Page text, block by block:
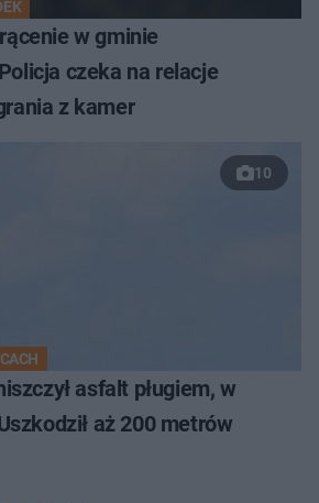
w gminie
czeka na relacje
z kamer
10
asfalt pługiem, w
aż 200 metrów